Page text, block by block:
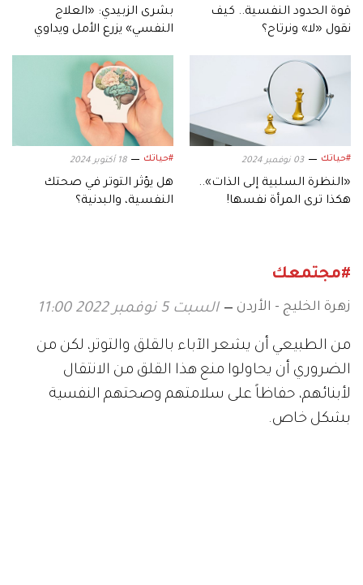
قوة الحدود النفسية.. كيف
نقول «لا» ونرتاح؟
بشرى الزبيدي: «العلاج
النفسي» يزرع الأمل ويداوي
#حياتك 03 نوفمبر 2024
«النظرة السلبية إلى الذات»..
هكذا ترى المرأة نفسها!
#حياتك 18 أكتوبر 2024
‬النفسية،‭ ‬والبدنية؟
#مجتمعك
زهرة الخليج - الأردن السبت 5 نوفمبر 2022 11:00
من الطبيعي أن يشعر الآباء بالقلق والتوتر، لكن من
الضروري أن يحاولوا منع هذا القلق من الانتقال
لأبنائهم، حفاظاً على سلامتهم وصحتهم النفسية
بشكل خاص.